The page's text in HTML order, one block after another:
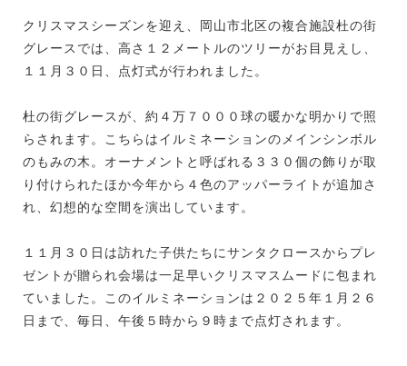
クリスマスシーズンを迎え、岡山市北区の複合施設杜の街
グレースでは、高さ１２メートルのツリーがお目見えし、
１１月３０日、点灯式が行われました。
杜の街グレースが、約４万７０００球の暖かな明かりで照
らされます。こちらはイルミネーションのメインシンボル
のもみの木。オーナメントと呼ばれる３３０個の飾りが取
り付けられたほか今年から４色のアッパーライトが追加さ
れ、幻想的な空間を演出しています。
１１月３０日は訪れた子供たちにサンタクロースからプレ
ゼントが贈られ会場は一足早いクリスマスムードに包まれ
ていました。このイルミネーションは２０２５年１月２６
日まで、毎日、午後５時から９時まで点灯されます。